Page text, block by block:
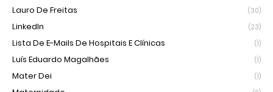
Lauro De Freitas (30)
LinkedIn (23)
Lista De E-Mails De Hospitais E Clínicas (1)
Luís Eduardo Magalhães (1)
Mater Dei (1)